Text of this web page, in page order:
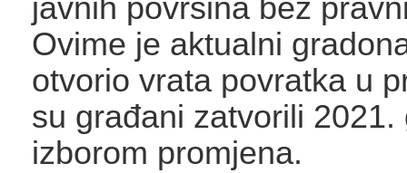
javnih površina bez
Ovime je aktualni
otvorio vrata povratka u
su građani zatvorili 2021.
izborom promjena.